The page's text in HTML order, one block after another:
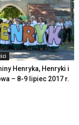
Henryka, Henryki i
– 8-9 lipiec 2017 r.